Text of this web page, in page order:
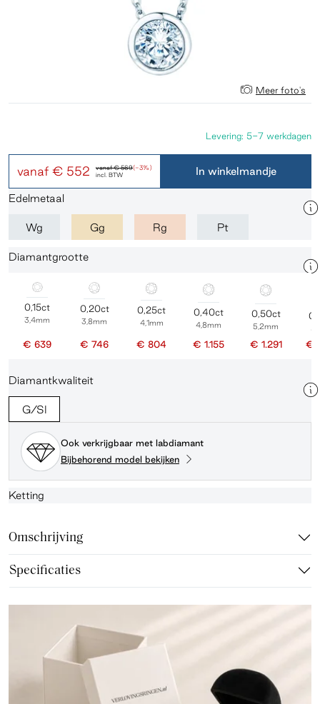
Meer foto's
vanaf€ 569(-3%)
vanaf € 552 incl. BTW
Levering: 5-7 werkdagen
In winkelmandje
Edelmetaal
Wg Gg Rg Pt
Diamantgrootte
0,15ct
3,4mm
€ 639
0,20ct
3,8mm
€ 746
0,25ct
4,1mm
€ 804
0,40ct
4,8mm
€ 1.155
0,50ct
5,2mm
€ 1.291 €
Diamantkwaliteit
G/SI
Ook verkrijgbaar met labdiamant
Bijbehorend model bekijken
Ketting
Omschrijving
Specificaties